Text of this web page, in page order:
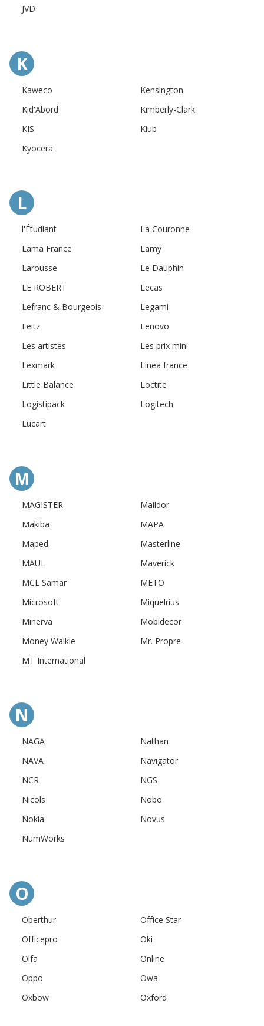
JVD
K
Kaweco
Kensington
Kid'Abord
Kimberly-Clark
KIS
Kiub
Kyocera
L
l'Étudiant
La Couronne
Lama France
Lamy
Larousse
Le Dauphin
LE ROBERT
Lecas
Lefranc & Bourgeois
Legami
Leitz
Lenovo
Les artistes
Les prix mini
Lexmark
Linea france
Little Balance
Loctite
Logistipack
Logitech
Lucart
M
MAGISTER
Maildor
Makiba
MAPA
Maped
Masterline
MAUL
Maverick
MCL Samar
METO
Microsoft
Miquelrius
Minerva
Mobidecor
Money Walkie
Mr. Propre
MT International
N
NAGA
Nathan
NAVA
Navigator
NCR
NGS
Nicols
Nobo
Nokia
Novus
NumWorks
O
Oberthur
Office Star
Officepro
Oki
Olfa
Online
Oppo
Owa
Oxbow
Oxford